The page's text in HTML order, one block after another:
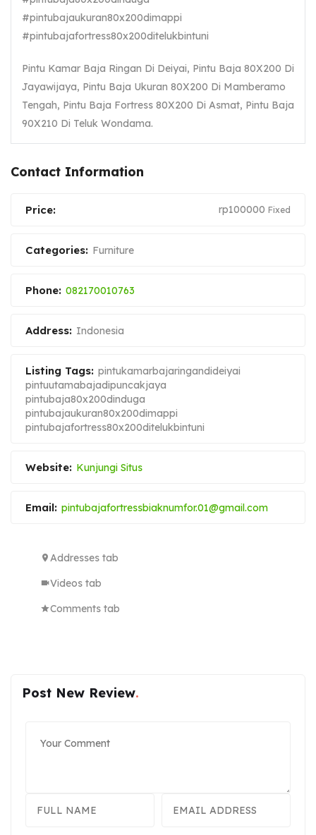
#pintubajaukuran80x200dimappi
#pintubajafortress80x200ditelukbintuni
Pintu Kamar Baja Ringan Di Deiyai, Pintu Baja 80X200 Di
Jayawijaya, Pintu Baja Ukuran 80X200 Di Mamberamo
Tengah, Pintu Baja Fortress 80X200 Di Asmat, Pintu Baja
90X210 Di Teluk Wondama.
Contact Information
Price: rp100000 Fixed
Categories: Furniture
Phone: 082170010763
Address: Indonesia
Listing Tags: pintukamarbajaringandideiyai
pintuutamabajadipuncakjaya
pintubaja80x200dinduga
pintubajaukuran80x200dimappi
pintubajafortress80x200ditelukbintuni
Website: Kunjungi Situs
Email: pintubajafortressbiaknumfor.01@gmail.com
Addresses tab
Videos tab
Comments tab
Post New Review